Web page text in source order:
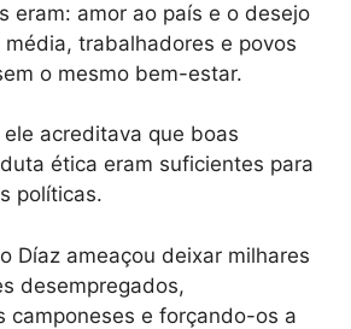
eram: amor ao país e o desejo
trabalhadores e povos
o mesmo bem-estar.
acreditava que boas
ética eram suficientes para
políticas.
Díaz ameaçou deixar milhares
desempregados,
camponeses e forçando-os a